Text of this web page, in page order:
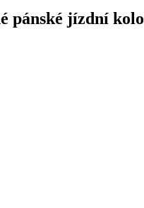
pánské jízdní kolo